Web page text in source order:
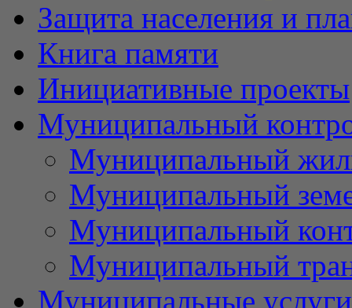
Защита населения и
Книга памяти
Инициативные проекты
Муниципальный
Муниципальный
Муниципальный
Муниципальный
Муниципальный
Муниципальные